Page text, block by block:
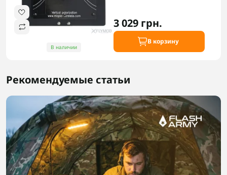
В наличии
3 029 грн.
В корзину
Рекомендуемые статьи